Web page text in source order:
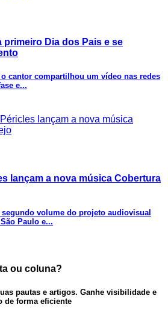
Dia dos Pais e se
cantor compartilhou um vídeo nas redes
e...
lançam a nova música Cobertura
volume do projeto audiovisual
Paulo e...
ou coluna?
pautas e artigos. Ganhe visibilidade e
de forma eficiente